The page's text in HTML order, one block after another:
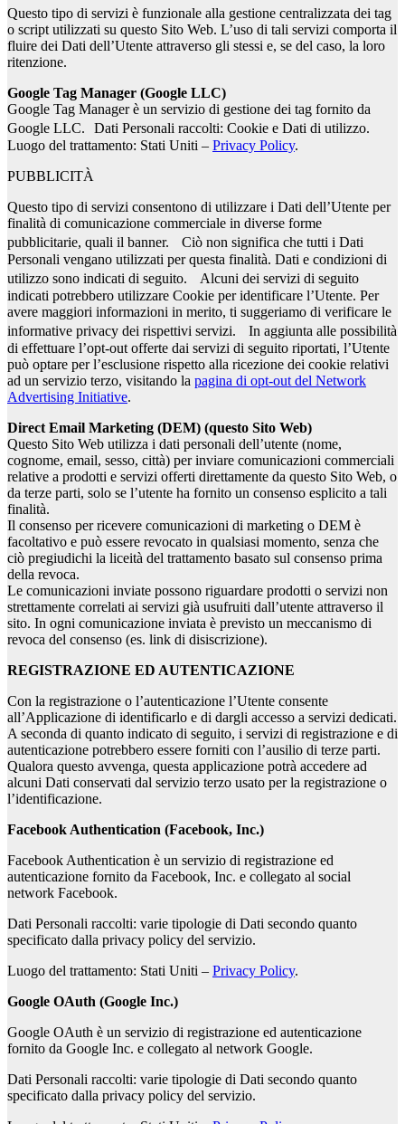
Questo tipo di servizi è funzionale alla gestione centralizzata dei tag
o script utilizzati su questo Sito Web. L’uso di tali servizi comporta il
fluire dei Dati dell’Utente attraverso gli stessi e, se del caso, la loro
ritenzione.
Google Tag Manager (Google LLC)
Google Tag Manager è un servizio di gestione dei tag fornito da
Google LLC. Dati Personali raccolti: Cookie e Dati di utilizzo.
Luogo del trattamento: Stati Uniti – Privacy Policy.
PUBBLICITÀ
Questo tipo di servizi consentono di utilizzare i Dati dell’Utente per
finalità di comunicazione commerciale in diverse forme
pubblicitarie, quali il banner. Ciò non significa che tutti i Dati
Personali vengano utilizzati per questa finalità. Dati e condizioni di
utilizzo sono indicati di seguito. Alcuni dei servizi di seguito
indicati potrebbero utilizzare Cookie per identificare l’Utente. Per
avere maggiori informazioni in merito, ti suggeriamo di verificare le
informative privacy dei rispettivi servizi. In aggiunta alle possibilità
di effettuare l’opt-out offerte dai servizi di seguito riportati, l’Utente
può optare per l’esclusione rispetto alla ricezione dei cookie relativi
ad un servizio terzo, visitando la pagina di opt-out del Network
Advertising Initiative.
Direct Email Marketing (DEM) (questo Sito Web)
Questo Sito Web utilizza i dati personali dell’utente (nome,
cognome, email, sesso, città) per inviare comunicazioni commerciali
relative a prodotti e servizi offerti direttamente da questo Sito Web, o
da terze parti, solo se l’utente ha fornito un consenso esplicito a tali
finalità.
Il consenso per ricevere comunicazioni di marketing o DEM è
facoltativo e può essere revocato in qualsiasi momento, senza che
ciò pregiudichi la liceità del trattamento basato sul consenso prima
della revoca.
Le comunicazioni inviate possono riguardare prodotti o servizi non
strettamente correlati ai servizi già usufruiti dall’utente attraverso il
sito. In ogni comunicazione inviata è previsto un meccanismo di
revoca del consenso (es. link di disiscrizione).
REGISTRAZIONE ED AUTENTICAZIONE
Con la registrazione o l’autenticazione l’Utente consente
all’Applicazione di identificarlo e di dargli accesso a servizi dedicati.
A seconda di quanto indicato di seguito, i servizi di registrazione e di
autenticazione potrebbero essere forniti con l’ausilio di terze parti.
Qualora questo avvenga, questa applicazione potrà accedere ad
alcuni Dati conservati dal servizio terzo usato per la registrazione o
l’identificazione.
Facebook Authentication (Facebook, Inc.)
Facebook Authentication è un servizio di registrazione ed
autenticazione fornito da Facebook, Inc. e collegato al social
network Facebook.
Dati Personali raccolti: varie tipologie di Dati secondo quanto
specificato dalla privacy policy del servizio.
Luogo del trattamento: Stati Uniti – Privacy Policy.
Google OAuth (Google Inc.)
Google OAuth è un servizio di registrazione ed autenticazione
fornito da Google Inc. e collegato al network Google.
Dati Personali raccolti: varie tipologie di Dati secondo quanto
specificato dalla privacy policy del servizio.